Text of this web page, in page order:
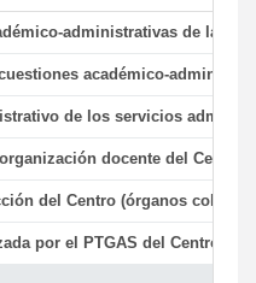
administrativas de la
académico-
de los servicios
docente del Centro
del Centro (órganos
por el PTGAS del Centro